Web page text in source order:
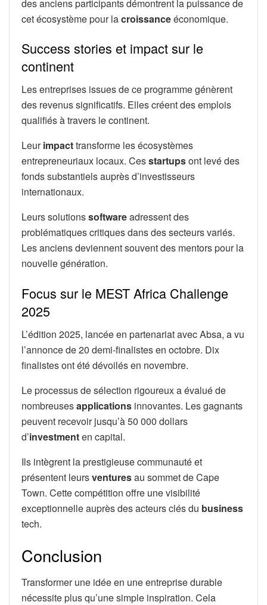
des anciens participants démontrent la puissance de
cet écosystème pour lacroissanceéconomique.
Success stories et impact sur le
continent
Les entreprises issues de ce programme génèrent
des revenus significatifs. Elles créent des emplois
qualifiés à travers le continent.
Leurimpacttransforme les écosystèmes
entrepreneuriaux locaux. Cesstartupsont levé des
fonds substantiels auprès d’investisseurs
internationaux.
Leurs solutionssoftwareadressent des
problématiques critiques dans des secteurs variés.
Les anciens deviennent souvent des mentors pour la
nouvelle génération.
Focus sur le MEST Africa Challenge
2025
L’édition 2025, lancée en partenariat avec Absa, a vu
l’annonce de 20 demi-finalistes en octobre. Dix
finalistes ont été dévoilés en novembre.
Le processus de sélection rigoureux a évalué de
nombreusesapplications innovantes. Les gagnants
peuvent recevoir jusqu’à 50 000 dollars
d’investmenten capital.
Ils intègrent la prestigieuse communauté et
présentent leursventuresau sommet de Cape
Town. Cette compétition offre une visibilité
exceptionnelle auprès des acteurs clés du business
tech.
Conclusion
Transformer une idée en une entreprise durable
nécessite plus qu’une simple inspiration. Cela